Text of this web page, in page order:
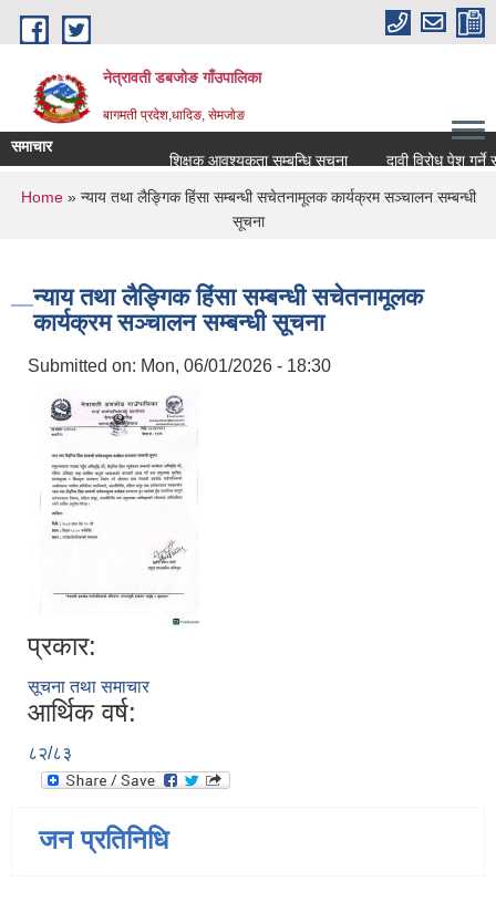
Skip to main content
नेत्रावती डबजोङ गाँउपालिका
बागमती प्रदेश,धादिङ, सेमजाेङ
समाचार
शिक्षक आवश्यकता सम्बन्धि सूचना
दावी विरोध पेश गर्ने
You are here
Home» न्याय तथा लैङ्गिक हिंसा सम्बन्धी सचेतनामूलक कार्यक्रम सञ्चालन सम्बन्धी
सूचना
न्याय तथा लैङ्गिक हिंसा सम्बन्धी सचेतनामूलक
कार्यक्रम सञ्चालन सम्बन्धी सूचना
Submitted on: Mon, 06/01/2026 - 18:30
प्रकार:
सूचना तथा समाचार
आर्थिक वर्ष:
८२/८३
जन प्रतिनिधि